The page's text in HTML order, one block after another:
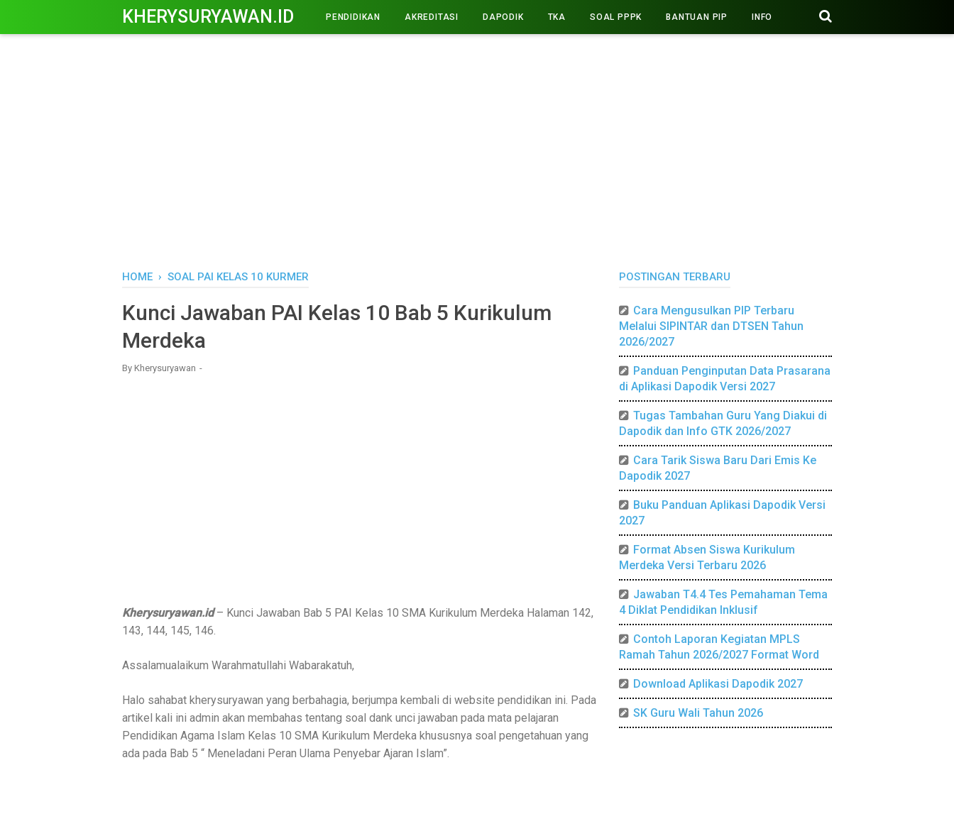
KHERYSURYAWAN.ID PENDIDIKAN AKREDITASI DAPODIK TKA SOAL PPPK BANTUAN PIP INFO
HOME › SOAL PAI KELAS 10 KURMER
Kunci Jawaban PAI Kelas 10 Bab 5 Kurikulum
Merdeka
By Kherysuryawan
Kherysuryawan.id– Kunci Jawaban Bab 5 PAI Kelas 10 SMA Kurikulum Merdeka Halaman 142,
143, 144, 145, 146.
Assalamualaikum Warahmatullahi Wabarakatuh,
Halo sahabat kherysuryawan yang berbahagia, berjumpa kembali di website pendidikan ini. Pada
artikel kali ini admin akan membahas tentang soal dank unci jawaban pada mata pelajaran
Pendidikan Agama Islam Kelas 10 SMA Kurikulum Merdeka khususnya soal pengetahuan yang
ada pada Bab 5 “ Meneladani Peran Ulama Penyebar Ajaran Islam”.
POSTINGAN TERBARU
Cara Mengusulkan PIP Terbaru
Melalui SIPINTAR dan DTSEN Tahun
2026/2027
Panduan Penginputan Data Prasarana
di Aplikasi Dapodik Versi 2027
Tugas Tambahan Guru Yang Diakui di
Dapodik dan Info GTK 2026/2027
Cara Tarik Siswa Baru Dari Emis Ke
Dapodik 2027
Buku Panduan Aplikasi Dapodik Versi
2027
Format Absen Siswa Kurikulum
Merdeka Versi Terbaru 2026
Jawaban T4.4 Tes Pemahaman Tema
4 Diklat Pendidikan Inklusif
Contoh Laporan Kegiatan MPLS
Ramah Tahun 2026/2027 Format Word
Download Aplikasi Dapodik 2027
SK Guru Wali Tahun 2026